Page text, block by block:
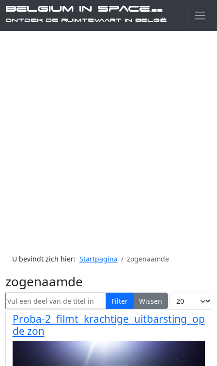
Belgium in Space.be
Ontdek de ruimtevaart in België
U bevindt zich hier: Startpagina zogenaamde
zogenaamde
Vul een deel van de titel in Filter Wissen Toon #
Proba-2 filmt krachtige uitbarsting op
de zon